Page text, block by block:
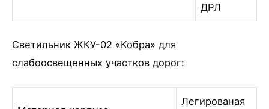
ДРЛ
Светильник ЖКУ-02 «Кобра» для
слабоосвещенных участков дорог:
Легированая